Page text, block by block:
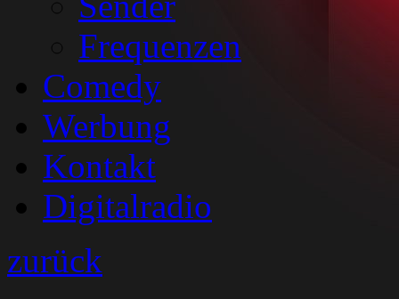
Frequenzen
Comedy
Werbung
Kontakt
Digitalradio
zurück